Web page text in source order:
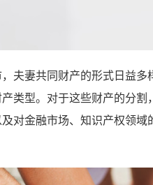
妻共同财产的形式日益多
类型。对于这些财产的分
对金融市场、知识产权领